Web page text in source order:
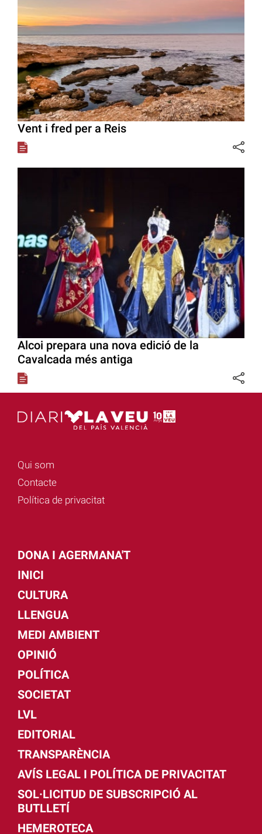
Vent i fred per a Reis
Alcoi prepara una nova edició de la
Cavalcada més antiga
Qui som
Contacte
Política de privacitat
DONA I AGERMANA'T
INICI
CULTURA
LLENGUA
MEDI AMBIENT
OPINIÓ
POLÍTICA
SOCIETAT
LVL
EDITORIAL
TRANSPARÈNCIA
AVÍS LEGAL I POLÍTICA DE PRIVACITAT
SOL·LICITUD DE SUBSCRIPCIÓ AL
BUTLLETÍ
HEMEROTECA